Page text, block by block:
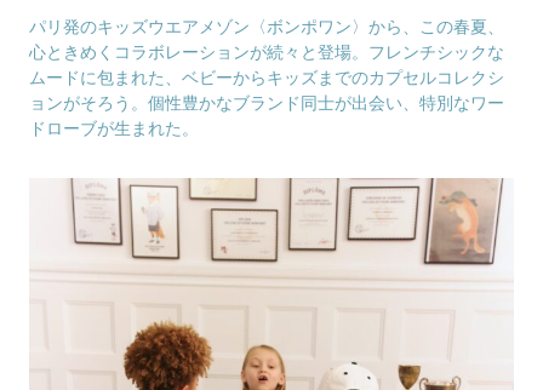
パリ発のキッズウエアメゾン〈ボンポワン〉から、この春夏、
心ときめくコラボレーションが続々と登場。フレンチシックな
ムードに包まれた、ベビーからキッズまでのカプセルコレクシ
ョンがそろう。個性豊かなブランド同士が出会い、特別なワー
ドローブが生まれた。